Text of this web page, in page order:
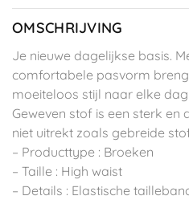
OMSCHRIJVING
Je nieuwe dagelijkse basis.
comfortabele pasvorm
moeiteloos stijl naar elke
Geweven stof is een sterk
niet uitrekt zoals gebreide
– Producttype : Broeken
– Taille : High waist
– Details : Elastische